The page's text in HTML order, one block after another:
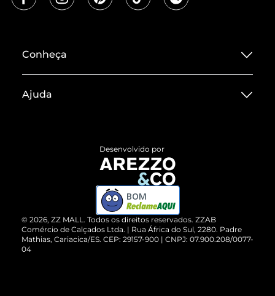
Conheça
Termos de Uso
ZZ MALL é confiável
Cartão Presente
Vendas Corporativas
Ajuda
Devolução do Produto
Compre pelo WhatsApp
© 2026, ZZ MALL. Todos os direitos reservados. ZZAB
Comércio de Calçados Ltda. | Rua África do Sul, 2280. Padre
Mathias, Cariacica/ES. CEP: 29157-900 | CNPJ: 07.900.208/0077-
04
Desenvolvido por
BOM